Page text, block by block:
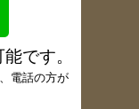
後休院の
た
能です。
電話の方が